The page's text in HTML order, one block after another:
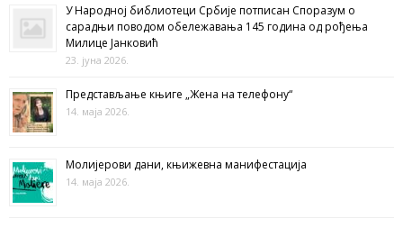
У Народној библиотеци Србије потписан Споразум о
сарадњи поводом обележавања 145 година од рођења
Милице Јанковић
23. јуна 2026.
Представљање књиге „Жена на телефону“
14. маја 2026.
Молијерови дани, књижевна манифестација
14. маја 2026.